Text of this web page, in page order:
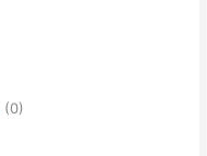
(0)